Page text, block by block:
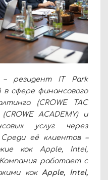
– резидент IT Park
сфере финансового
(CROWE TAC
ACADEMY) и
услуг через
её клиентов –
как Apple, Intel,
работает с
как Apple, Intel,